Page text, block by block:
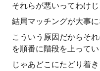
それらが悪いってわけじ
結局マッチングが大事に
こういう原因だからそ
を順番に階段を上って
じゃあどこにたどり着